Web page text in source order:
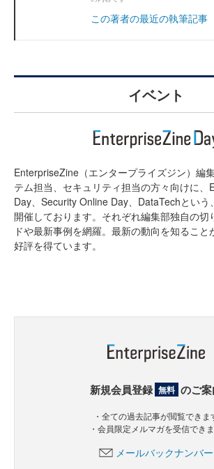
この著者の最近の執筆記事
イベント
EnterpriseZine（エンタープライズジン）編
テム担当、セキュリティ担当の方々向けに
Day、Security Online Day、DataTechという
開催しております。それぞれ編集部独自の切
ドや最新事例を網羅。最新の動向を知ること
好評を得ています。
新規会員登録 無料 のご
・全ての過去記事が閲覧できま
・会員限定メルマガを受信でき
メールバックナンバー